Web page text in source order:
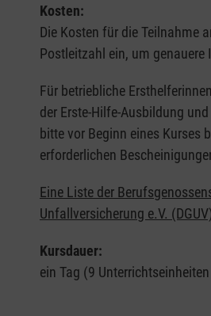
Kosten:
Die Kosten für die Teilnahme
Postleitzahl ein, um
Für betriebliche
der Erste-Hilfe-Ausbildung
bitte vor Beginn eines Kurses
erforderlichen
Eine Liste der
Unfallversicherung e.V.
Kursdauer:
ein Tag (9